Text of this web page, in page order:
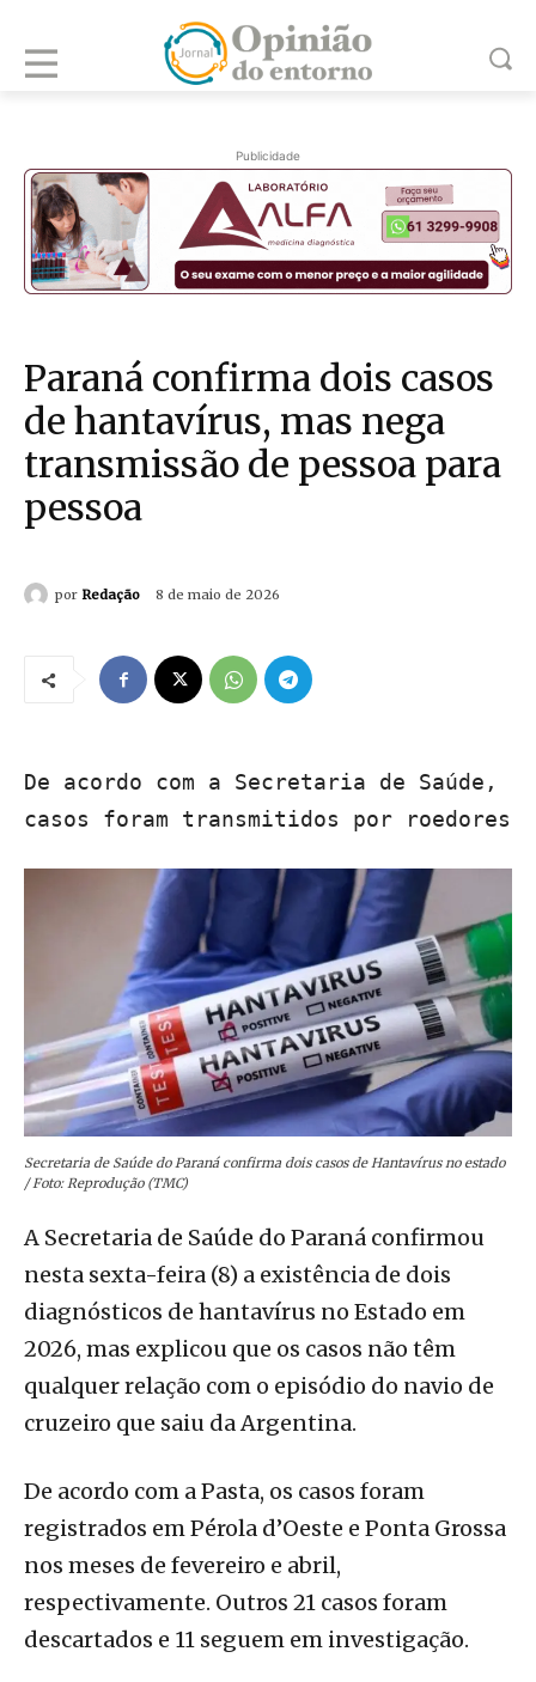
Publicidade
Paraná confirma dois casos
de hantavírus, mas nega
transmissão de pessoa para
pessoa
por Redação 8 de maio de 2026
De acordo com a Secretaria de Saúde,
casos foram transmitidos por roedores
Secretaria de Saúde do Paraná confirma dois casos de Hantavírus no estado
/ Foto: Reprodução (TMC)
A Secretaria de Saúde do Paraná confirmou
nesta sexta-feira (8) a existência de dois
diagnósticos de hantavírus no Estado em
2026, mas explicou que os casos não têm
qualquer relação com o episódio do navio de
cruzeiro que saiu da Argentina.
De acordo com a Pasta, os casos foram
registrados em Pérola d’Oeste e Ponta Grossa
nos meses de fevereiro e abril,
respectivamente. Outros 21 casos foram
descartados e 11 seguem em investigação.